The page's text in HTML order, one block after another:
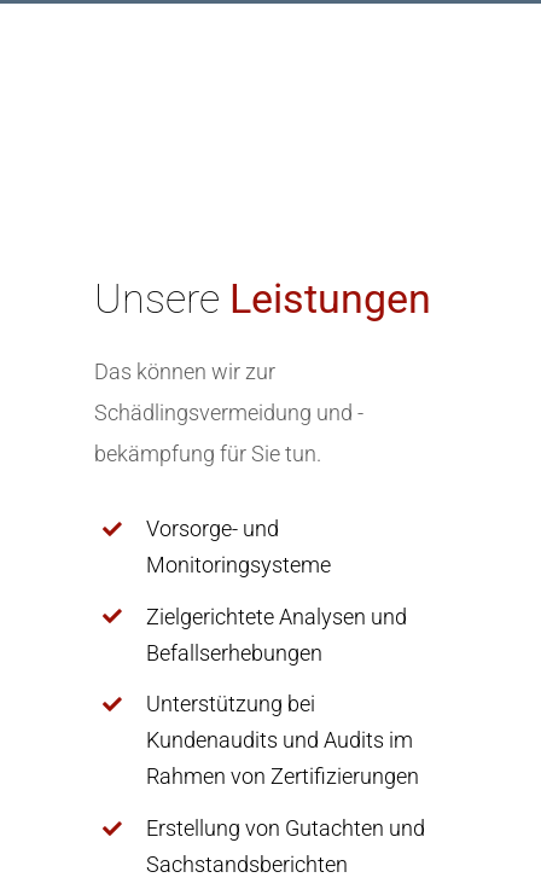
Unsere Leistungen
Das können wir zur
Schädlingsvermeidung und -
bekämpfung für Sie tun.
Vorsorge- und
Monitoringsysteme
Zielgerichtete Analysen und
Befallserhebungen
Unterstützung bei
Kundenaudits und Audits im
Rahmen von Zertifizierungen
Erstellung von Gutachten und
Sachstandsberichten